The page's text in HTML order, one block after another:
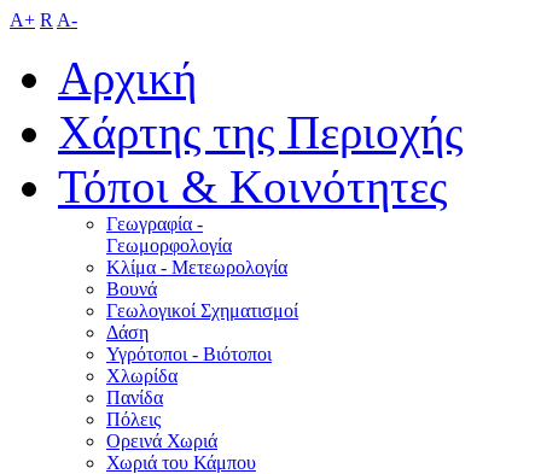
A+ R A-
Αρχική
Χάρτης της Περιοχής
Τόποι & Κοινότητες
Γεωγραφία -
Γεωμορφολογία
Κλίμα - Mετεωρολογία
Βουνά
Γεωλογικοί Σχηματισμοί
Δάση
Υγρότοποι - Βιότοποι
Χλωρίδα
Πανίδα
Πόλεις
Ορεινά Χωριά
Χωριά του Κάμπου